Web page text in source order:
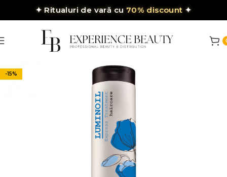
✦ Ritualuri de vară cu 70% discount ✦
-15%